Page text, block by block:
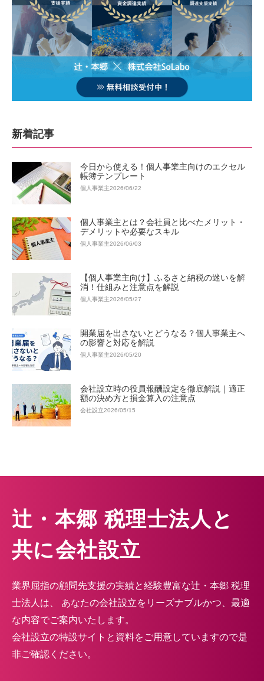
新着記事
今日から使える！個人事業主向けのエクセル
帳簿テンプレート
2026/06/22
個人事業主
個人事業主とは？会社員と比べたメリット・
デメリットや必要なスキル
2026/06/03
個人事業主
【個人事業主向け】ふるさと納税の迷いを解
消！仕組みと注意点を解説
2026/05/27
個人事業主
開業届を出さないとどうなる？個人事業主へ
の影響と対応を解説
2026/05/20
個人事業主
会社設立時の役員報酬設定を徹底解説｜適正
額の決め方と損金算入の注意点
2026/05/15
会社設立
辻・本郷 税理士法人と
共に会社設立
業界屈指の顧問先支援の実績と経験豊富な辻・本郷 税理
士法人は、
あなたの会社設立をリーズナブルかつ、最適
な内容でご案内いたします。
会社設立の特設サイトと資料をご用意していますので是
非ご確認ください。